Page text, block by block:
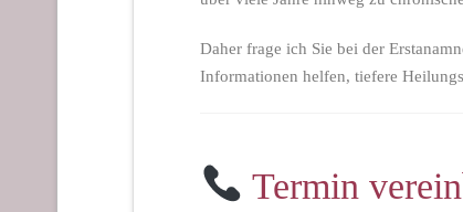
Daher frage ich Sie bei der
Informationen helfen, tiefere
Termin